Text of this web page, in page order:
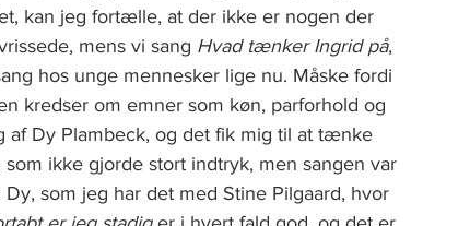
kan jeg fortælle, at der ikke er nogen der
mens vi sang Hvad tænker Ingrid på,
hos unge mennesker lige nu. Måske fordi
kredser om emner som køn, parforhold og
af Dy Plambeck, og det fik mig til at tænke
ikke gjorde stort indtryk, men sangen var
som jeg har det med Stine Pilgaard, hvor